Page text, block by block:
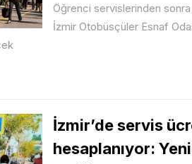
Öğrenci servislerinden
İzmir Otobüsçüler Esnaf
İzmir’de servis
hesaplanıyor: